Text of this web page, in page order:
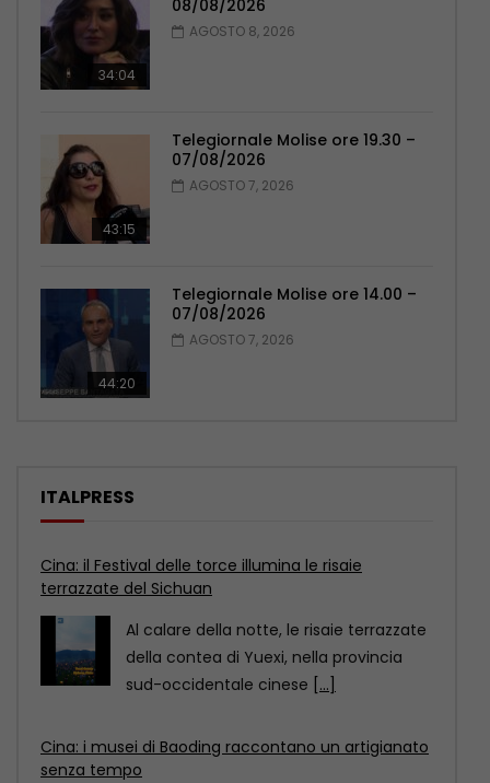
34:04
08/08/2026
AGOSTO 8, 2026
43:15
Telegiornale Molise ore 19.30 –
07/08/2026
AGOSTO 7, 2026
44:20
Telegiornale Molise ore 14.00 –
07/08/2026
AGOSTO 7, 2026
ITALPRESS
Cina: i musei di Baoding raccontano un artigianato
senza tempo
Il distretto di Jingxiu, a Baoding, nella
provincia settentrionale cinese dello
Hebei, propone visite museali
Cina: lo sport entra nella vita quotidiana con il
“fitness in 15 minuti”